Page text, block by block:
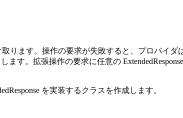
ます。操作の要求が失敗すると、プロバイダ
す。拡張操作の要求に任意の
を実装するクラスを作成します。